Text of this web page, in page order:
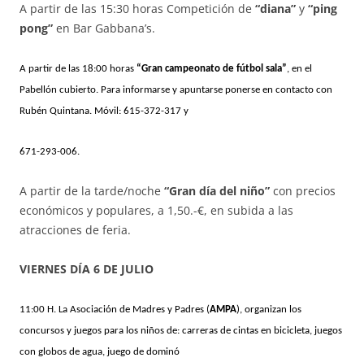
A partir de las 15:30 horas Competición de “diana” y “ping
pong” en Bar Gabbana’s.
A partir de las 18:00 horas “Gran campeonato de fútbol sala”, en el
Pabellón cubierto. Para informarse y apuntarse ponerse en contacto con
Rubén Quintana. Móvil: 615-372-317 y
671-293-006.
A partir de la tarde/noche “Gran día del niño” con precios
económicos y populares, a 1,50.-€, en subida a las
atracciones de feria.
VIERNES DÍA 6 DE JULIO
11:00 H. La Asociación de Madres y Padres (AMPA), organizan los
concursos y juegos para los niños de: carreras de cintas en bicicleta, juegos
con globos de agua, juego de dominó